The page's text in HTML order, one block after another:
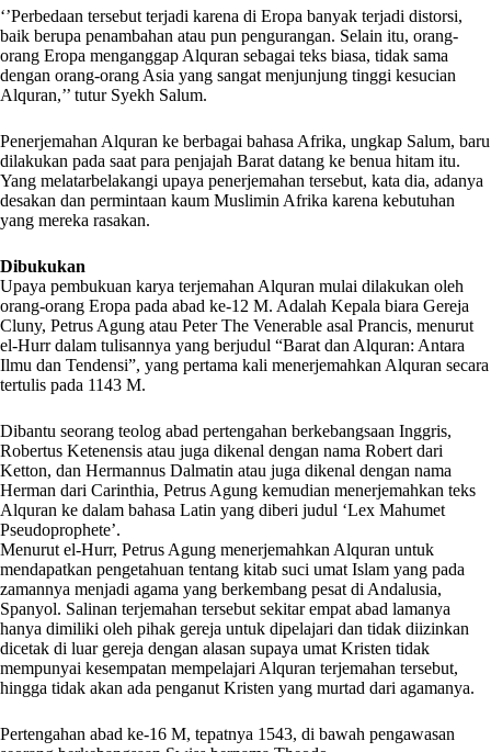
‘’Perbedaan tersebut terjadi karena di Eropa banyak terjadi distorsi,
baik berupa penambahan atau pun pengurangan. Selain itu, orang-
orang Eropa menganggap Alquran sebagai teks biasa, tidak sama
dengan orang-orang Asia yang sangat menjunjung tinggi kesucian
Alquran,’’ tutur Syekh Salum.
Penerjemahan Alquran ke berbagai bahasa Afrika, ungkap Salum, baru
dilakukan pada saat para penjajah Barat datang ke benua hitam itu.
Yang melatarbelakangi upaya penerjemahan tersebut, kata dia, adanya
desakan dan permintaan kaum Muslimin Afrika karena kebutuhan
yang mereka rasakan.
Dibukukan
Upaya pembukuan karya terjemahan Alquran mulai dilakukan oleh
orang-orang Eropa pada abad ke-12 M. Adalah Kepala biara Gereja
Cluny, Petrus Agung atau Peter The Venerable asal Prancis, menurut
el-Hurr dalam tulisannya yang berjudul “Barat dan Alquran: Antara
Ilmu dan Tendensi”, yang pertama kali menerjemahkan Alquran secara
tertulis pada 1143 M.
Dibantu seorang teolog abad pertengahan berkebangsaan Inggris,
Robertus Ketenensis atau juga dikenal dengan nama Robert dari
Ketton, dan Hermannus Dalmatin atau juga dikenal dengan nama
Herman dari Carinthia, Petrus Agung kemudian menerjemahkan teks
Alquran ke dalam bahasa Latin yang diberi judul ‘Lex Mahumet
Pseudoprophete’.
Menurut el-Hurr, Petrus Agung menerjemahkan Alquran untuk
mendapatkan pengetahuan tentang kitab suci umat Islam yang pada
zamannya menjadi agama yang berkembang pesat di Andalusia,
Spanyol. Salinan terjemahan tersebut sekitar empat abad lamanya
hanya dimiliki oleh pihak gereja untuk dipelajari dan tidak diizinkan
dicetak di luar gereja dengan alasan supaya umat Kristen tidak
mempunyai kesempatan mempelajari Alquran terjemahan tersebut,
hingga tidak akan ada penganut Kristen yang murtad dari agamanya.
Pertengahan abad ke-16 M, tepatnya 1543, di bawah pengawasan